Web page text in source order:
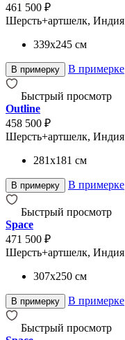
461 500 ₽
Шерсть+артшелк, Индия
339x245 см
В примерку В примерке
Быстрый просмотр
Outline
458 500 ₽
Шерсть+артшелк, Индия
281x181 см
В примерку В примерке
Быстрый просмотр
Space
471 500 ₽
Шерсть+артшелк, Индия
307x250 см
В примерку В примерке
Быстрый просмотр